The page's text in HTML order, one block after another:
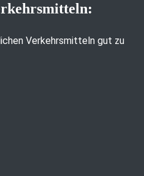
Verkehrsmitteln gut zu